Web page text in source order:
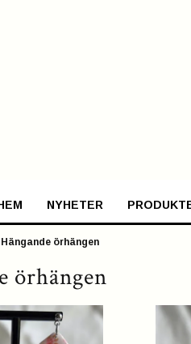
NYHETER
Hängande örhängen
örhängen